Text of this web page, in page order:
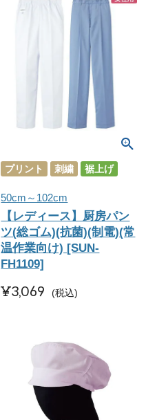
プリント 刺繍 裾上げ
50cm～102cm
【レディース】厨房パン
ツ(総ゴム)(抗菌)(制電)(常
温作業向け) [SUN-
FH1109]
¥3,069 税込